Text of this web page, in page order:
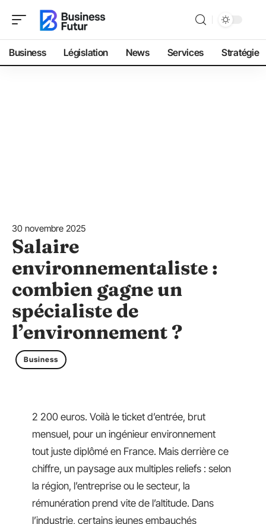
Business Législation News Services Stratégie
30 novembre 2025
Salaire
environnementaliste :
combien gagne un
spécialiste de
l’environnement ?
Business
2 200 euros. Voilà le ticket d’entrée, brut
mensuel, pour un ingénieur environnement
tout juste diplômé en France. Mais derrière ce
chiffre, un paysage aux multiples reliefs : selon
la région, l’entreprise ou le secteur, la
rémunération prend vite de l’altitude. Dans
l’industrie, certains jeunes embauchés